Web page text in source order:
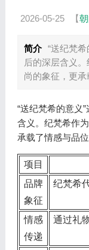
2026-05-25 【
简介 “送纪梵
后的深层含义
尚的象征，更
“送纪梵希的意义
含义。纪梵希作
承载了情感与品位
项目
品牌
象征
纪梵希
情感
传递
通过礼